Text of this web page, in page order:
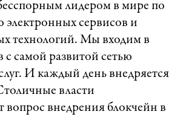
лидером в мире по
электронных сервисов и
технологий. Мы входим в
с самой развитой сетью
И каждый день внедряется
власти
вопрос внедрения блокчейн в